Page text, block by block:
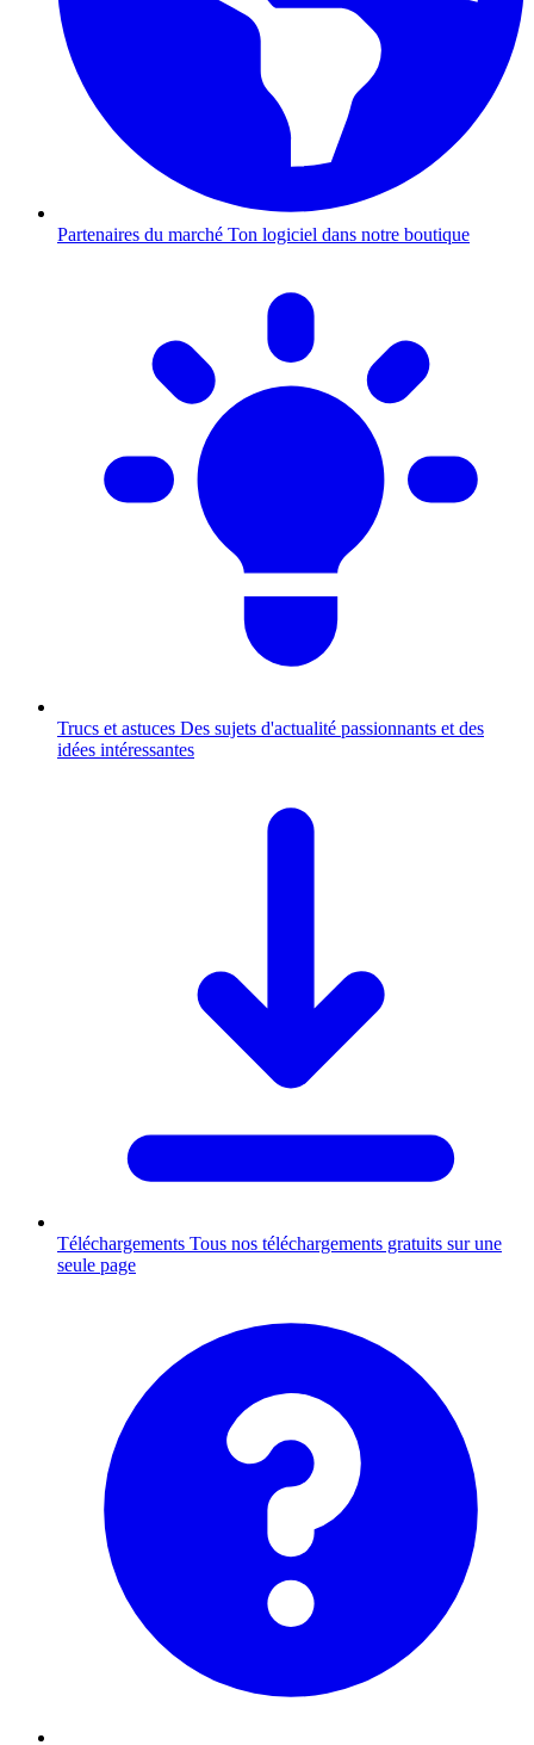
Partenaires du marché Ton logiciel dans notre boutique
Trucs et astuces Des sujets d'actualité passionnants et des
idées intéressantes
Téléchargements Tous nos téléchargements gratuits sur une
seule page